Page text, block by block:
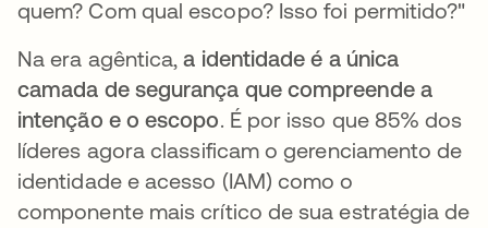
quem? Com qual escopo? Isso foi permitido?"
Na era agêntica,a identidade é a única
camada de segurança que compreende a
intenção e o escopo. É por isso que 85% dos
líderes agora classificam o gerenciamento de
identidade e acesso (IAM) como o
componente mais crítico de sua estratégia de